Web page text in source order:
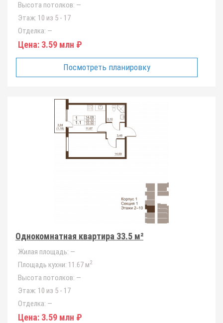
Высота потолков: —
Этаж: 10 из 5 - 17
Отделка: —
Цена: 3.59 млн ₽
Посмотреть планировку
Однокомнатная квартира 33.5 м²
Жилая площадь: —
Площадь кухни: 11.67 м2
Высота потолков: —
Этаж: 10 из 5 - 17
Отделка: —
Цена: 3.59 млн ₽